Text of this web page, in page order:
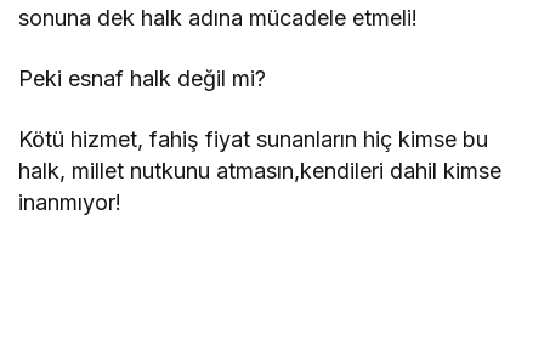
sonuna dek halk adına mücadele etmeli!
Peki esnaf halk değil mi?
Kötü hizmet, fahiş fiyat sunanların hiç kimse bu
halk, millet nutkunu atmasın,kendileri dahil kimse
inanmıyor!